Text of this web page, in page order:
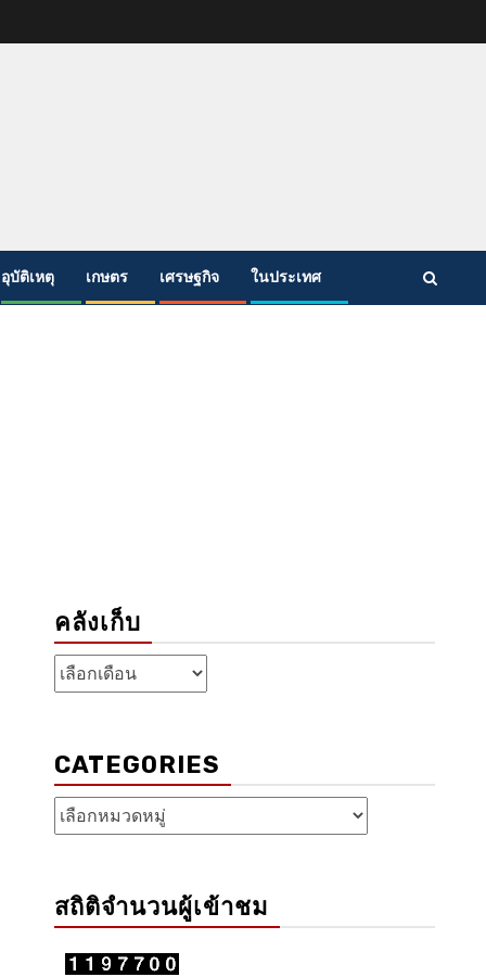
อุบัติเหตุ เกษตร เศรษฐกิจ ในประเทศ
คลังเก็บ
คลัง
เก็บ
CATEGORIES
Categories
สถิติจำนวนผู้เข้าชม